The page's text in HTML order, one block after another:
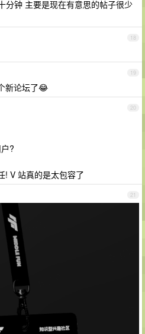
分钟 主要是现在有意思的帖子很少
18
19
新论坛了😂
20
?
! V 站真的是太包容了
21